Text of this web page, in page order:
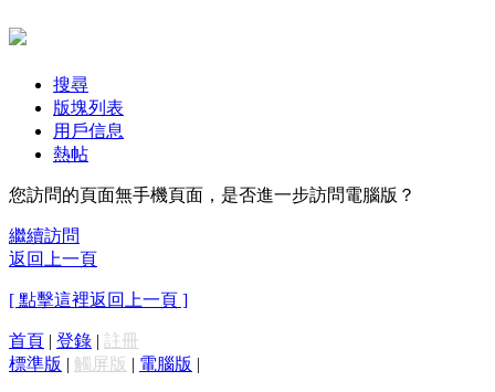
搜尋
版塊列表
用戶信息
熱帖
您訪問的頁面無手機頁面，是否進一步訪問電腦版？
繼續訪問
返回上一頁
[ 點擊這裡返回上一頁 ]
首頁 | 登錄 | 註冊
標準版 | 觸屏版 | 電腦版 |